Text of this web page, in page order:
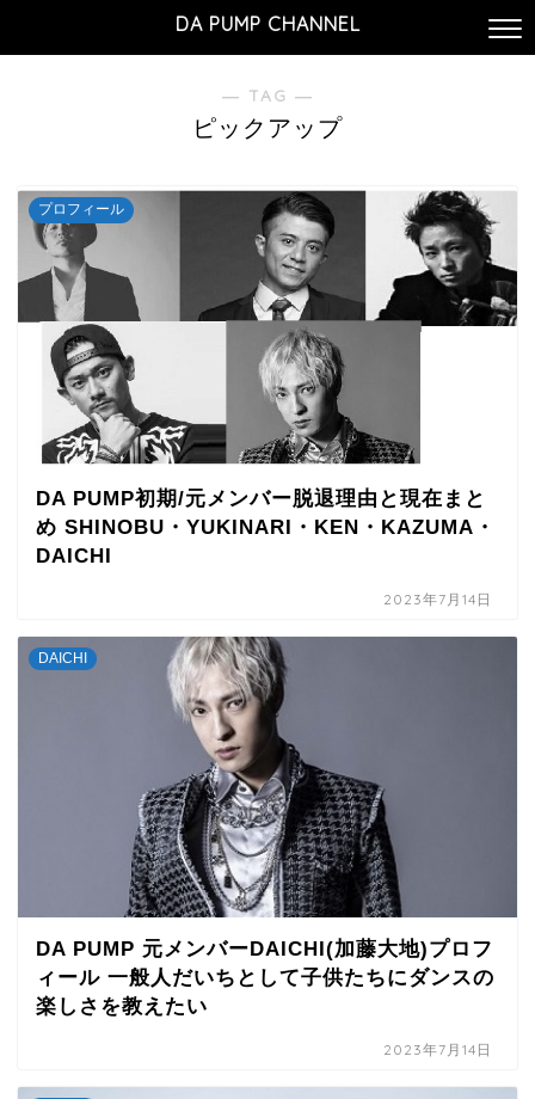
DA PUMP CHANNEL
― TAG ―
ピックアップ
プロフィール
DA PUMP初期/元メンバー脱退理由と現在まと
め SHINOBU・YUKINARI・KEN・KAZUMA・
DAICHI
2023年7月14日
DAICHI
DA PUMP 元メンバーDAICHI(加藤大地)プロフ
ィール 一般人だいちとして子供たちにダンスの
楽しさを教えたい
2023年7月14日